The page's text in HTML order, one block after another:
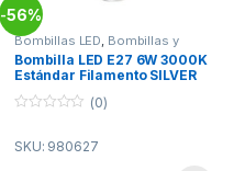
-56%
Bombillas LED Bombillas y
Tubos ,Electricidad
Bombilla LED E27 6W 3000K
Estándar Filamento SILVER
u
(0)
SKU: 980627